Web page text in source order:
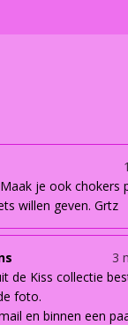
je ook chokers
willen geven. Grtz
3
de Kiss collectie
foto.
en binnen een